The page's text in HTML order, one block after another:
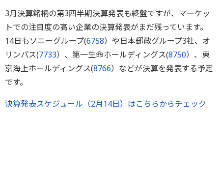
3月決算銘柄の第3四半期決算発表も終盤ですが、マーケッ
トでの注目度の高い企業の決算発表がまだ残っています。
14日もソニーグループ(6758）や日本郵政グループ3社、オ
リンパス(7733）、第一生命ホールディングス(8750）、東
京海上ホールディングス(8766）などが決算を発表する予定
です。
決算発表スケジュール（2月14日）はこちらからチェック